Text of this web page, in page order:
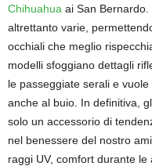
Chihuahua ai San
altrettanto varie,
occhiali che meglio
modelli sfoggiano dettagli
le passeggiate serali e
anche al buio. In definitiva,
solo un accessorio di
nel benessere del nostro
raggi UV, comfort durante le